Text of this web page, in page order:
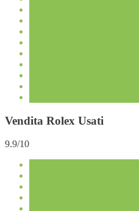
Vendita Rolex Usati
9.9/10